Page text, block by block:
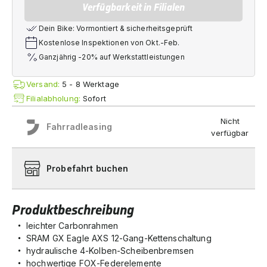
Produktbeschreibung
leichter Carbonrahmen
SRAM GX Eagle AXS 12-Gang-Kettenschaltung
hydraulische 4-Kolben-Scheibenbremsen
hochwertige FOX-Federelemente
Verfügbarkeit in Filialen
Dein Bike: Vormontiert & sicherheitsgeprüft
Kostenlose Inspektionen von Okt.-Feb.
Ganzjährig -20% auf Werkstattleistungen
Versand: 5 - 8 Werktage
Filialabholung:Sofort
Fahrradleasing
Nicht
verfügbar
Probefahrt buchen